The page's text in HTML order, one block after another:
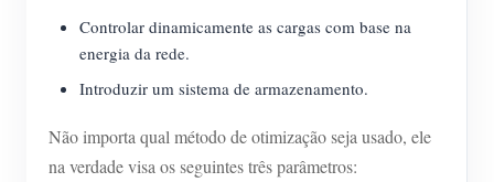
Controlar dinamicamente as cargas com base na
energia da rede.
Introduzir um sistema de armazenamento.
Não importa qual método de otimização seja usado, ele
na verdade visa os seguintes três parâmetros: